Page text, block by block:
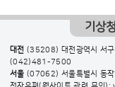
기상
대전 (35208) 대전광역시 서
(042)481-7500
서울 (07062) 서울특별시 동